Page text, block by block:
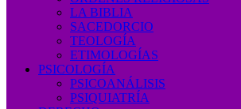
LA BIBLIA
SACEDORCIO
TEOLOGÍA
ETIMOLOGÍAS
PSICOLOGÍA
PSICOANÁLISIS
PSIQUIATRÍA